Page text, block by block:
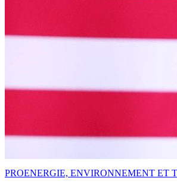
PROENERGIE, ENVIRONNEMENT ET